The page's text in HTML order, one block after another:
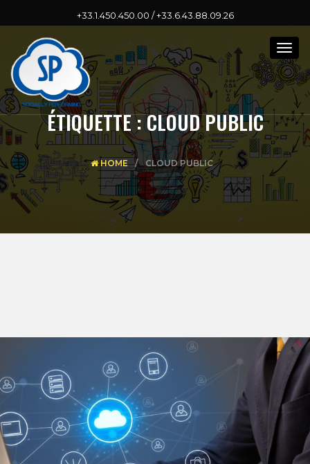
+33.1.450.450.00 / +33.6.43.88.09.26
ÉTIQUETTE :CLOUD PUBLIC
HOME CLOUD PUBLIC